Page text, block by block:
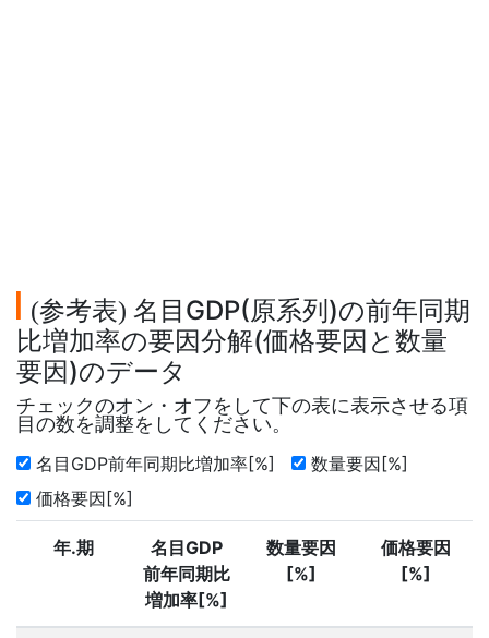
(参考表) 名目GDP(原系列)の前年同期
比増加率の要因分解(価格要因と数量
要因)のデータ
チェックのオン・オフをして下の表に表示させる項
目の数を調整をしてください。
名目GDP前年同期比増加率[%]
数量要因[%]
価格要因[%]
年.期
名目GDP
前年同期比
増加率[%]
数量要因
[%]
価格要因
[%]